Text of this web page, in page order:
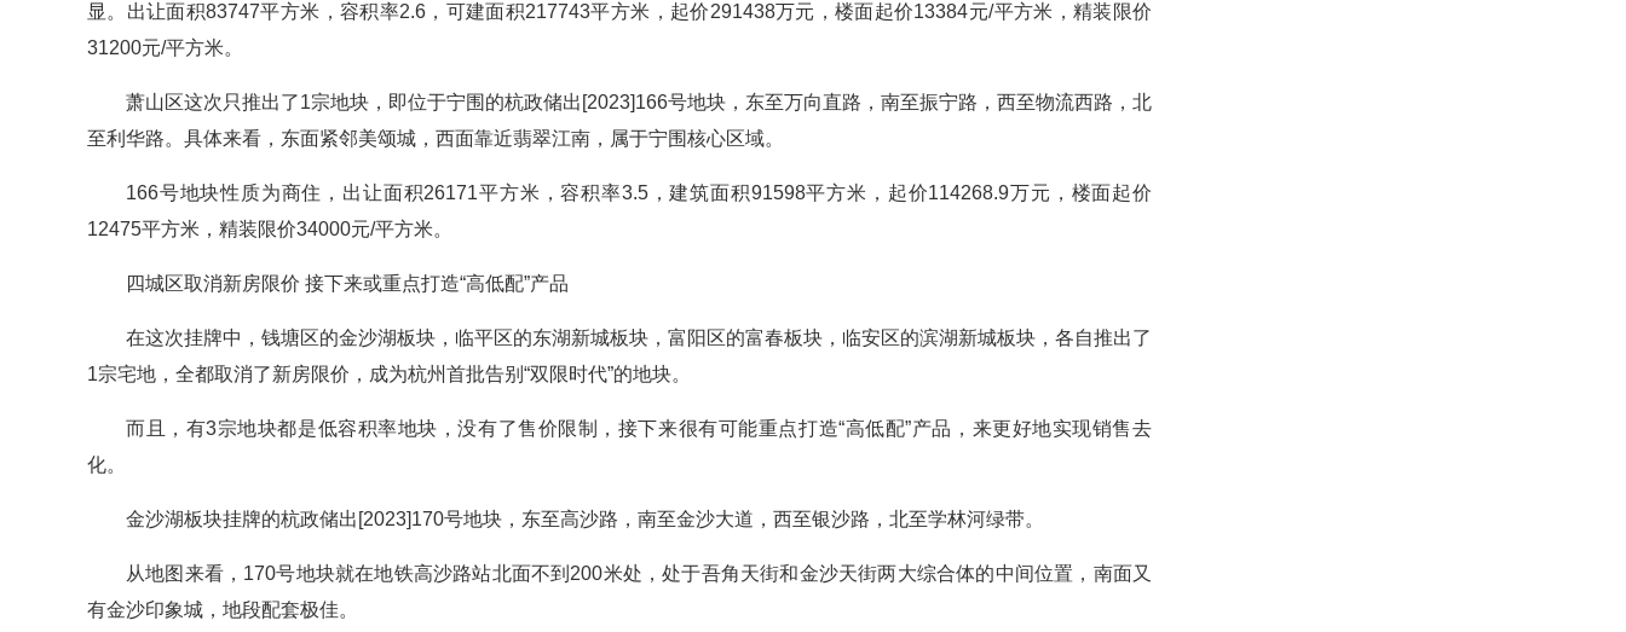
显。出让面积83747平方米，容积率2.6，可建面积217743平方米，起价291438万元，楼面起价13384元/平方米，精装限价
31200元/平方米。
萧山区这次只推出了1宗地块，即位于宁围的杭政储出[2023]166号地块，东至万向直路，南至振宁路，西至物流西路，北
至利华路。具体来看，东面紧邻美颂城，西面靠近翡翠江南，属于宁围核心区域。
166号地块性质为商住，出让面积26171平方米，容积率3.5，建筑面积91598平方米，起价114268.9万元，楼面起价
12475平方米，精装限价34000元/平方米。
四城区取消新房限价 接下来或重点打造“高低配”产品
在这次挂牌中，钱塘区的金沙湖板块，临平区的东湖新城板块，富阳区的富春板块，临安区的滨湖新城板块，各自推出了
1宗宅地，全都取消了新房限价，成为杭州首批告别“双限时代”的地块。
而且，有3宗地块都是低容积率地块，没有了售价限制，接下来很有可能重点打造“高低配”产品，来更好地实现销售去
化。
金沙湖板块挂牌的杭政储出[2023]170号地块，东至高沙路，南至金沙大道，西至银沙路，北至学林河绿带。
从地图来看，170号地块就在地铁高沙路站北面不到200米处，处于吾角天街和金沙天街两大综合体的中间位置，南面又
有金沙印象城，地段配套极佳。